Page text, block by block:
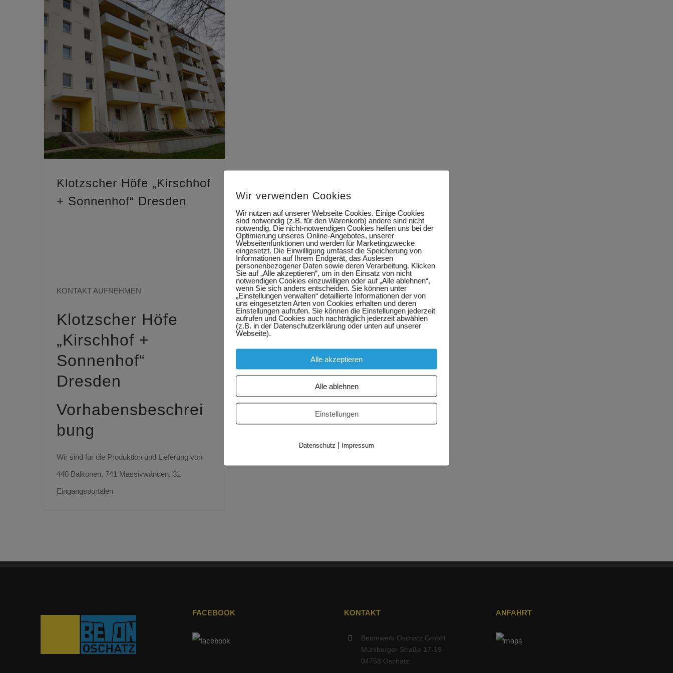
Klotzscher Höfe „Kirschhof
+ Sonnenhof“ Dresden
KONTAKT AUFNEHMEN
Klotzscher Höfe
„Kirschhof +
Sonnenhof“
Dresden
Vorhabensbeschrei
bung
Wir sind für die Produktion und Lieferung von
440 Balkonen, 741 Massivwänden, 31
Eingangsportalen
FACEBOOK KONTAKT
Betonwerk Oschatz GmbH
Mühlberger Straße 17-19
04758 Oschatz
ANFAHRT
Wir verwenden Cookies
Wir nutzen auf unserer Webseite Cookies. Einige Cookies
sind notwendig (z.B. für den Warenkorb) andere sind nicht
notwendig. Die nicht-notwendigen Cookies helfen uns bei der
Optimierung unseres Online-Angebotes, unserer
Webseitenfunktionen und werden für Marketingzwecke
eingesetzt. Die Einwilligung umfasst die Speicherung von
Informationen auf Ihrem Endgerät, das Auslesen
personenbezogener Daten sowie deren Verarbeitung. Klicken
Sie auf „Alle akzeptieren“, um in den Einsatz von nicht
notwendigen Cookies einzuwilligen oder auf „Alle ablehnen“,
wenn Sie sich anders entscheiden. Sie können unter
„Einstellungen verwalten“ detaillierte Informationen der von
uns eingesetzten Arten von Cookies erhalten und deren
Einstellungen aufrufen. Sie können die Einstellungen jederzeit
aufrufen und Cookies auch nachträglich jederzeit abwählen
(z.B. in der Datenschutzerklärung oder unten auf unserer
Webseite).
Alle akzeptieren
Alle ablehnen
Einstellungen
Datenschutz | Impressum